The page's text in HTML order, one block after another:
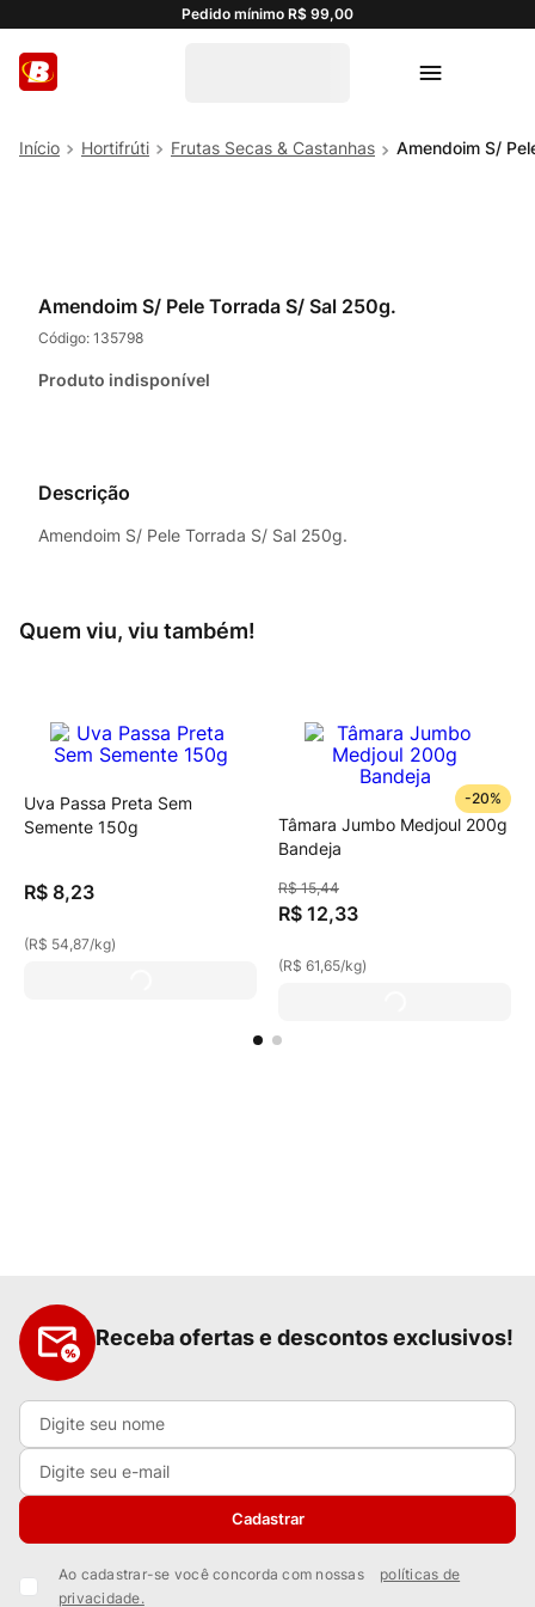
Pedido mínimo R$ 99,00
Hortifrúti Frutas Secas & Castanhas Amendoim S/
Amendoim S/ Pele Torrada S/ Sal 250g.
Código: 135798
Produto indisponível
Descrição
Amendoim S/ Pele Torrada S/ Sal 250g.
Quem viu, viu também!
Uva Passa Preta Sem
Semente 150g
R$ 8,23
(R$ 54,87/kg)
-20%
Tâmara Jumbo Medjoul 200g
Bandeja
R$ 15,44
R$ 12,33
(R$ 61,65/kg)
Receba ofertas e descontos exclusivos!
Cadastrar
Ao cadastrar-se você concorda com nossas
políticas de
privacidade.